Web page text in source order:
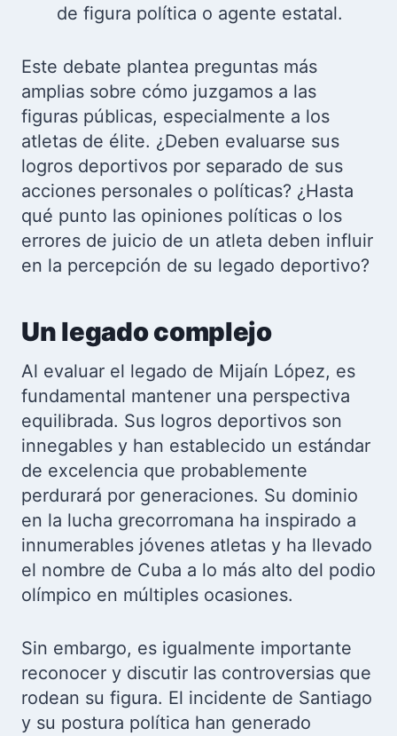
de figura política o agente estatal.
Este debate plantea preguntas más
amplias sobre cómo juzgamos a las
figuras públicas, especialmente a los
atletas de élite. ¿Deben evaluarse sus
logros deportivos por separado de sus
acciones personales o políticas? ¿Hasta
qué punto las opiniones políticas o los
errores de juicio de un atleta deben influir
en la percepción de su legado deportivo?
Un legado complejo
Al evaluar el legado de Mijaín López, es
fundamental mantener una perspectiva
equilibrada. Sus logros deportivos son
innegables y han establecido un estándar
de excelencia que probablemente
perdurará por generaciones. Su dominio
en la lucha grecorromana ha inspirado a
innumerables jóvenes atletas y ha llevado
el nombre de Cuba a lo más alto del podio
olímpico en múltiples ocasiones.
Sin embargo, es igualmente importante
reconocer y discutir las controversias que
rodean su figura. El incidente de Santiago
y su postura política han generado